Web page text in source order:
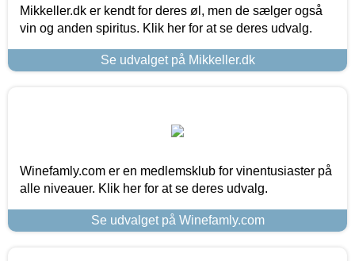
Mikkeller.dk er kendt for deres øl, men de sælger også
vin og anden spiritus. Klik her for at se deres udvalg.
Se udvalget på Mikkeller.dk
Winefamly.com er en medlemsklub for vinentusiaster på
alle niveauer. Klik her for at se deres udvalg.
Se udvalget på Winefamly.com